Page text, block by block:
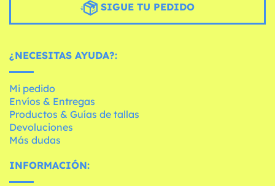
SIGUE TU PEDIDO
¿NECESITAS AYUDA?:
Mi pedido
Envíos & Entregas
Productos & Guías de tallas
Devoluciones
Más dudas
INFORMACIÓN: